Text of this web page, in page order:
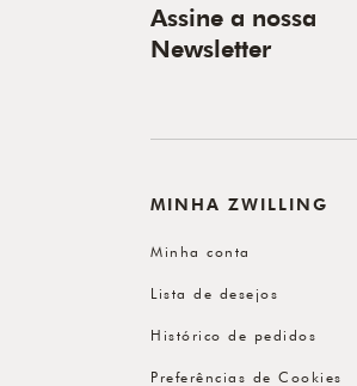
Assine a nossa
Newsletter
MINHA ZWILLING
Minha conta
Lista de desejos
Histórico de pedidos
Preferências de Cookies